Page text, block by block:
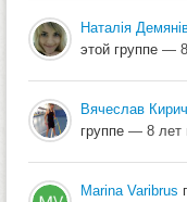
Наталія
этой группе — 8
Вячеслав
группе — 8 лет
Marina Varibrus